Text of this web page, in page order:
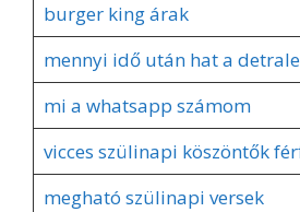
burger king árak
mennyi idő után hat a
mi a whatsapp számom
vicces szülinapi köszöntők
megható szülinapi versek